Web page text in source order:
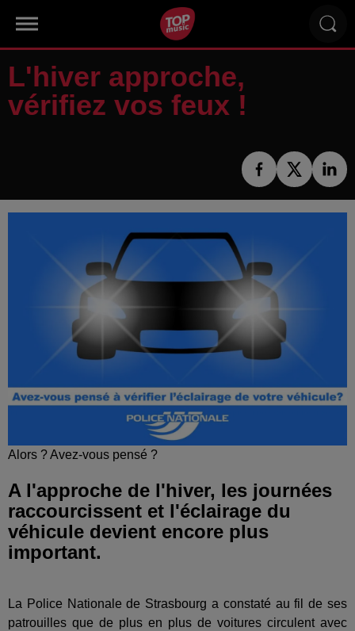
L'hiver approche,
vérifiez vos feux !
Alors ? Avez-vous pensé ?
A l'approche de l'hiver, les journées
raccourcissent et l'éclairage du
véhicule devient encore plus
important.
La Police Nationale de Strasbourg a constaté au fil de ses
patrouilles que de plus en plus de voitures circulent avec